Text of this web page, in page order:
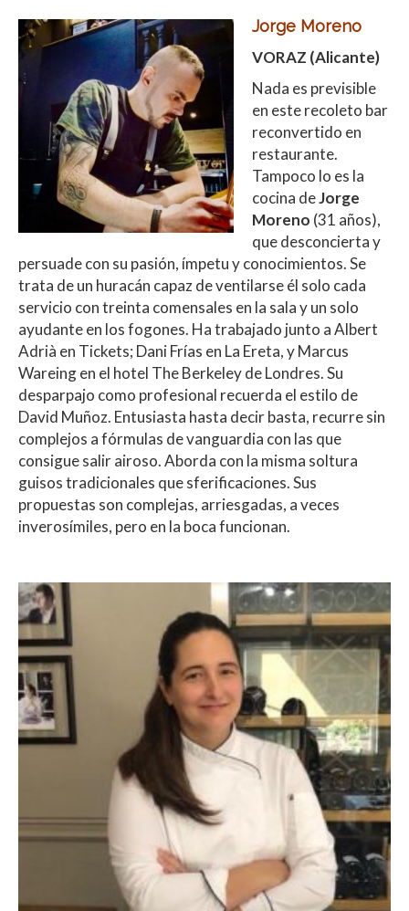
Jorge Moreno
VORAZ (Alicante)
Nada es previsible
en este recoleto bar
reconvertido en
restaurante.
Tampoco lo es la
cocina deJorge
Moreno (31 años),
que desconcierta y
persuade con su pasión, ímpetu y conocimientos. Se
trata de un huracán capaz de ventilarse él solo cada
servicio con treinta comensales en la sala y un solo
ayudante en los fogones. Ha trabajado junto a Albert
Adrià en Tickets; Dani Frías en La Ereta, y Marcus
Wareing en el hotel The Berkeley de Londres. Su
desparpajo como profesional recuerda el estilo de
David Muñoz. Entusiasta hasta decir basta, recurre sin
complejos a fórmulas de vanguardia con las que
consigue salir airoso. Aborda con la misma soltura
guisos tradicionales que sferificaciones. Sus
propuestas son complejas, arriesgadas, a veces
inverosímiles, pero en la boca funcionan.